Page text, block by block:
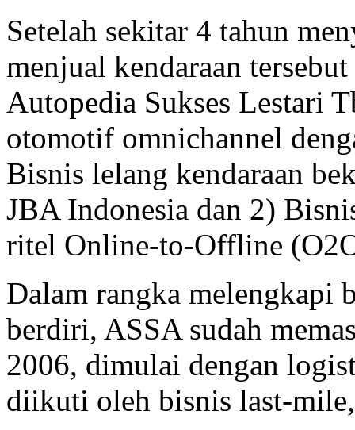
Setelah sekitar 4 tahun
menjual kendaraan
Autopedia Sukses Lestari
otomotif omnichannel
Bisnis lelang kendaraan
JBA Indonesia dan 2)
ritel Online-to-Offline
Dalam rangka melengkapi
berdiri, ASSA sudah
2006, dimulai dengan
diikuti oleh bisnis last-